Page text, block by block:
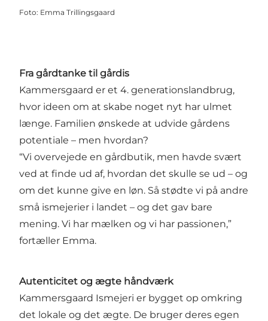
Foto: Emma Trillingsgaard
Fra gårdtanke til gårdis
Kammersgaard er et 4. generationslandbrug,
hvor ideen om at skabe noget nyt har ulmet
længe. Familien ønskede at udvide gårdens
potentiale – men hvordan?
“Vi overvejede en gårdbutik, men havde svært
ved at finde ud af, hvordan det skulle se ud – og
om det kunne give en løn. Så stødte vi på andre
små ismejerier i landet – og det gav bare
mening. Vi har mælken og vi har passionen,”
fortæller Emma.
Autenticitet og ægte håndværk
Kammersgaard Ismejeri er bygget op omkring
det lokale og det ægte. De bruger deres egen